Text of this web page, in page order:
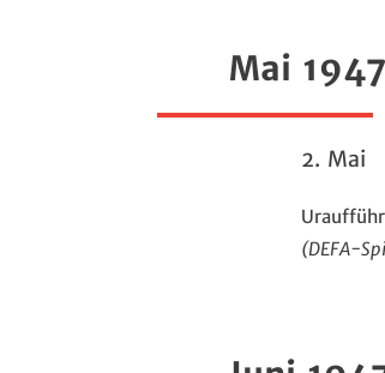
Mai 1947
2. Mai
(DEFA-